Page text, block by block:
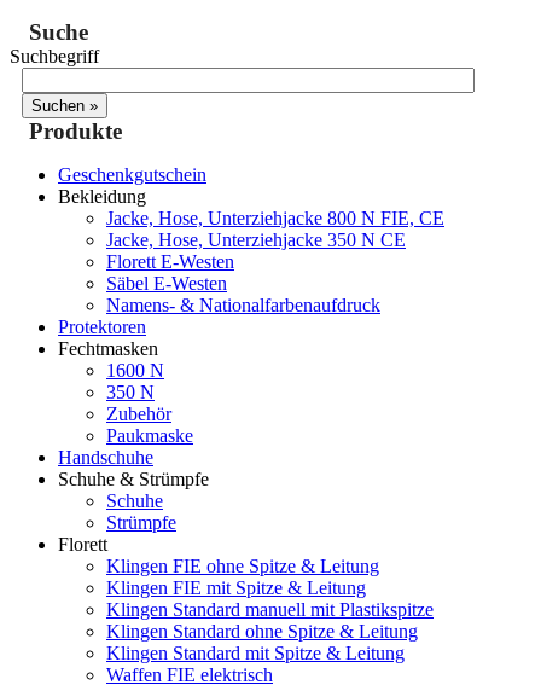
Suche
Suchbegriff
Produkte
Geschenkgutschein
Bekleidung
Jacke, Hose, Unterziehjacke 800 N FIE, CE
Jacke, Hose, Unterziehjacke 350 N CE
Florett E-Westen
Säbel E-Westen
Namens- & Nationalfarbenaufdruck
Protektoren
Fechtmasken
1600 N
350 N
Zubehör
Paukmaske
Handschuhe
Schuhe & Strümpfe
Schuhe
Strümpfe
Florett
Klingen FIE ohne Spitze & Leitung
Klingen FIE mit Spitze & Leitung
Klingen Standard manuell mit Plastikspitze
Klingen Standard ohne Spitze & Leitung
Klingen Standard mit Spitze & Leitung
Waffen FIE elektrisch